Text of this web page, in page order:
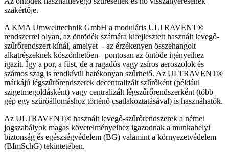
szakértője.
A KMA Umwelttechnik GmbH a moduláris ULTRAVENT®
rendszerrel olyan, az öntödék számára kifejlesztett használt levegő-
szűrőrendszert kínál, amelyet - az érzékenyen összehangolt
alkatrészeknek köszönhetően- pontosan az öntöde igényeihez
igazít. Így a por, a füst, de a ragadós vagy zsíros aeroszolok és
számos szag is rendkívül hatékonyan szűrhető. Az ULTRAVENT®
márkájú légszűrőrendszerek decentralizált szűrőként (például
szigetmegoldásként) vagy centralizált légszűrőrendszerként (több
gép egy szűrőállomáshoz történő csatlakoztatásával) is hasznáhatók.
Az ULTRAVENT® használt levegő-szűrőrendszerek a német
jogszabályok magas követelményeihez igazodnak a munkahelyi
biztonság és egészségvédelem (BG) valamint a környezetvédelem
(BImSchG) tekintetében.